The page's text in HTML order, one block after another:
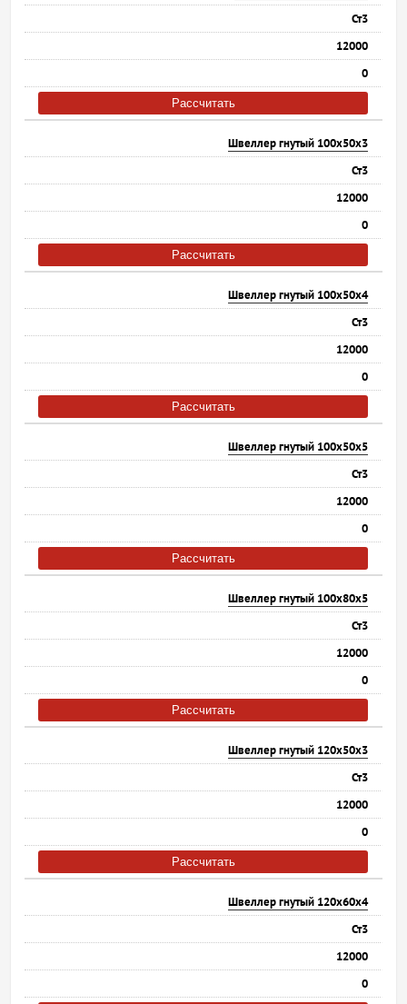
Ст3
12000
0
Рассчитать
Швеллер гнутый 100х50х3
Ст3
12000
0
Рассчитать
Швеллер гнутый 100х50х4
Ст3
12000
0
Рассчитать
Швеллер гнутый 100х50х5
Ст3
12000
0
Рассчитать
Швеллер гнутый 100х80х5
Ст3
12000
0
Рассчитать
Швеллер гнутый 120х50х3
Ст3
12000
0
Рассчитать
Швеллер гнутый 120х60х4
Ст3
12000
0